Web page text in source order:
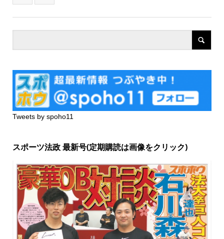
Tweets by spoho11
スポーツ法政 最新号(定期購読は画像をクリック)